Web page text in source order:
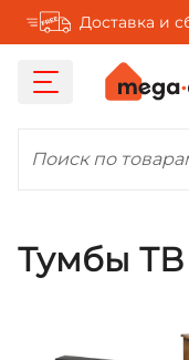
Доставка и
Поиск по
Тумбы ТВ